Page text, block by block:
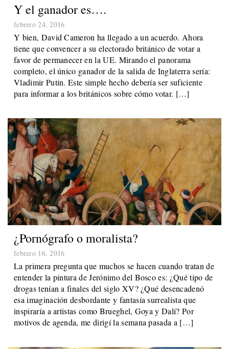
Y el ganador es….
febrero 24, 2016
Y bien, David Cameron ha llegado a un acuerdo. Ahora
tiene que convencer a su electorado británico de votar a
favor de permanecer en la UE. Mirando el panorama
completo, el único ganador de la salida de Inglaterra sería:
Vladimir Putin. Este simple hecho debería ser suficiente
para informar a los británicos sobre cómo votar. […]
¿Pornógrafo o moralista?
febrero 16, 2016
La primera pregunta que muchos se hacen cuando tratan de
entender la pintura de Jerónimo del Bosco es: ¿Qué tipo de
drogas tenían a finales del siglo XV? ¿Qué desencadenó
esa imaginación desbordante y fantasía surrealista que
inspiraría a artistas como Brueghel, Goya y Dalí? Por
motivos de agenda, me dirigí la semana pasada a […]